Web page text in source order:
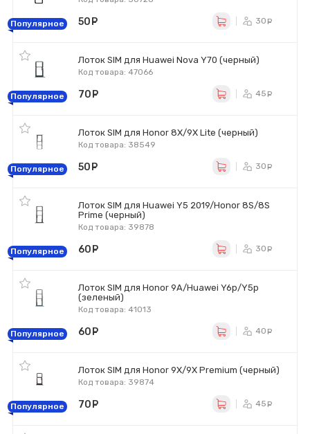
Популярное 50 30
Лоток SIM для Huawei Nova Y70 (черный)
Код товара: 47066
Популярное 70 45
Лоток SIM для Honor 8X/9X Lite (черный)
Код товара: 38549
Популярное 50 30
Лоток SIM для Huawei Y5 2019/Honor 8S/8S
Prime (черный)
Код товара: 39878
Популярное 60 30
Лоток SIM для Honor 9A/Huawei Y6p/Y5p
(зеленый)
Код товара: 41013
Популярное 60 40
Лоток SIM для Honor 9X/9X Premium (черный)
Код товара: 39874
Популярное 70 45